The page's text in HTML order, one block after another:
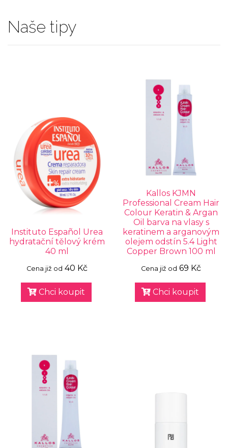
Naše tipy
Instituto Español Urea
hydratační tělový krém
40 ml
Cena již od 40 Kč
Chci koupit
Kallos KJMN
Professional Cream Hair
Colour Keratin & Argan
Oil barva na vlasy s
keratinem a arganovým
olejem odstín 5.4 Light
Copper Brown 100 ml
Cena již od 69 Kč
Chci koupit